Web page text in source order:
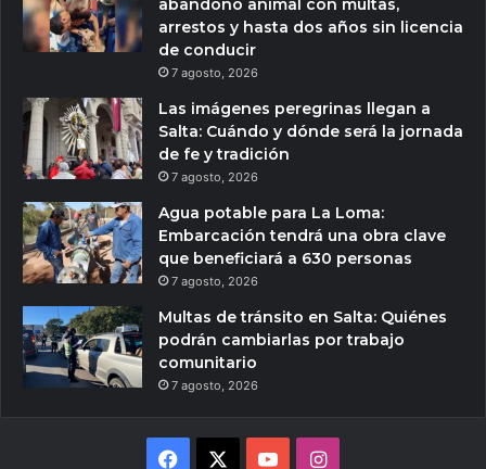
arrestos y hasta dos años sin licencia
de conducir
7 agosto, 2026
Las imágenes peregrinas llegan a
Salta: Cuándo y dónde será la jornada
de fe y tradición
7 agosto, 2026
Agua potable para La Loma:
Embarcación tendrá una obra clave
que beneficiará a 630 personas
7 agosto, 2026
Multas de tránsito en Salta: Quiénes
podrán cambiarlas por trabajo
comunitario
7 agosto, 2026
Facebook YouTubeInstagram